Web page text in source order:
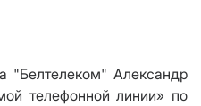
"Белтелеком" Александр
телефонной линии» по